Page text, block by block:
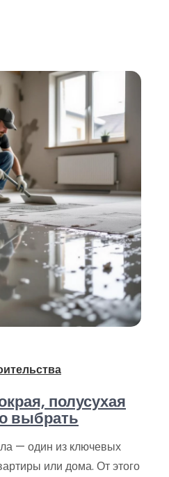
полусухая
выбрать
— один из ключевых
или дома. От этого